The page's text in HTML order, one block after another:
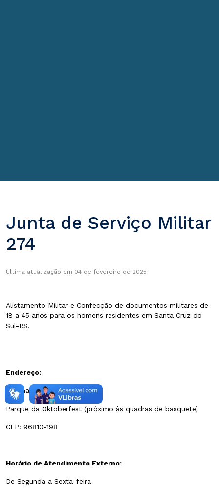
Junta de Serviço Militar
274
Última atualização em 04 de fevereiro de 2025
Alistamento Militar e Confecção de documentos militares de
18 a 45 anos para os homens residentes em Santa Cruz do
Sul-RS.
Endereço:
Rua Galvão Costa, 755
Parque da Oktoberfest (próximo às quadras de basquete)
CEP: 96810-198
Horário de Atendimento Externo:
De Segunda a Sexta-feira